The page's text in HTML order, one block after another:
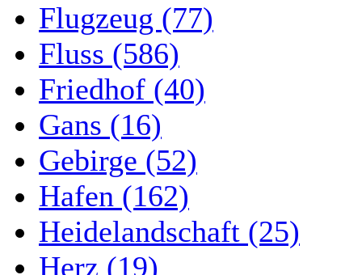
Flugzeug (77)
Fluss (586)
Friedhof (40)
Gans (16)
Gebirge (52)
Hafen (162)
Heidelandschaft (25)
Herz (19)